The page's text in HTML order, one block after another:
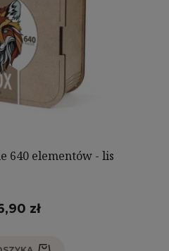
640 elementów - lis
zł